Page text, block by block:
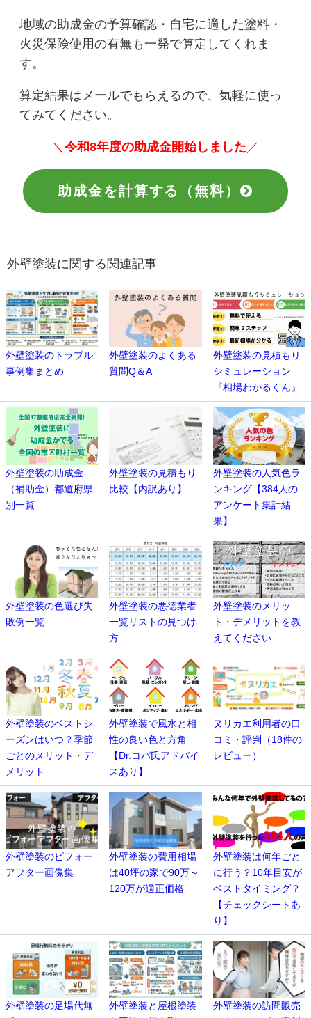
地域の助成金の予算確認・自宅に適した塗料・
火災保険使用の有無も一発で算定してくれま
す。
算定結果はメールでもらえるので、気軽に使っ
てみてください。
＼ 令和8年度の助成金開始しました ／
助成金を計算する（無料）
外壁塗装に関する関連記事
外壁塗装のトラブル
事例集まとめ
外壁塗装のよくある
質問Q＆A
外壁塗装の見積もり
シミュレーション
『相場わかるくん』
外壁塗装の助成金
（補助金）都道府県
別一覧
外壁塗装の見積もり
比較【内訳あり】
外壁塗装の人気色ラ
ンキング【384人の
アンケート集計結
果】
外壁塗装の色選び失
敗例一覧
外壁塗装の悪徳業者
一覧リストの見つけ
方
外壁塗装のメリッ
ト・デメリットを教
えてください
外壁塗装のベストシ
ーズンはいつ？季節
ごとのメリット・デ
メリット
外壁塗装で風水と相
性の良い色と方角
【Dr.コパ氏アドバイ
スあり】
ヌリカエ利用者の口
コミ・評判（18件の
レビュー）
外壁塗装のビフォー
アフター画像集
外壁塗装の費用相場
は40坪の家で90万～
120万が適正価格
外壁塗装は何年ごと
に行う？10年目安が
ベストタイミング？
【チェックシートあ
り】
外壁塗装の足場代無
外壁塗装と屋根塗装
外壁塗装の訪問販売